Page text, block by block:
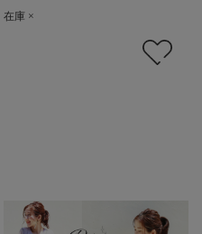
在庫 ×